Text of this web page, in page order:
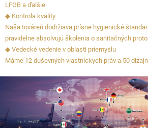
LFGB a ďalšie.
◆ Kontrola kvality
Naša továreň dodržiava prísne hygienické
pravidelne absolvujú školenia o sanitačných
◆ Vedecké vedenie v oblasti priemyslu
Máme 12 duševných vlastníckych práv a 50